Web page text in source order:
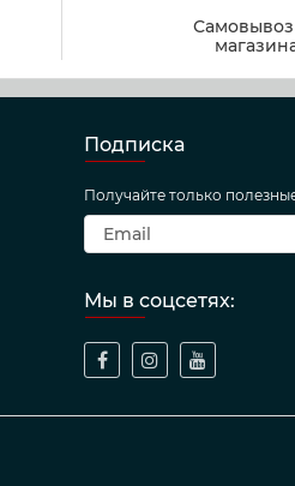
Подписка
Получайте только
Мы в соцсетях: